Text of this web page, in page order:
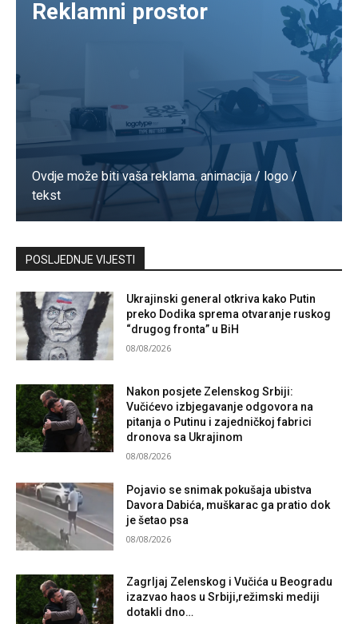
Reklamni prostor
Ovdje može biti vaša reklama. animacija / logo /
tekst
Kontaktirajte nas
POSLJEDNJE VIJESTI
Ukrajinski general otkriva kako Putin
preko Dodika sprema otvaranje ruskog
“drugog fronta” u BiH
08/08/2026
Nakon posjete Zelenskog Srbiji:
Vučićevo izbjegavanje odgovora na
pitanja o Putinu i zajedničkoj fabrici
dronova sa Ukrajinom
08/08/2026
Pojavio se snimak pokušaja ubistva
Davora Dabića, muškarac ga pratio dok
je šetao psa
08/08/2026
Zagrljaj Zelenskog i Vučića u Beogradu
izazvao haos u Srbiji,režimski mediji
dotakli dno…